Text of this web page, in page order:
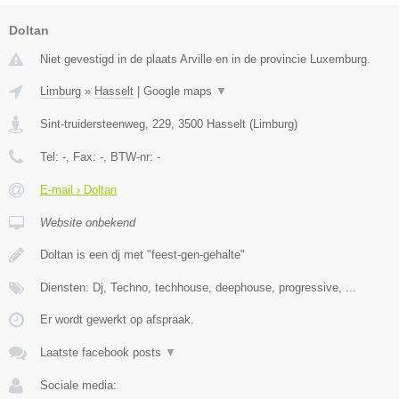
Doltan
Niet gevestigd in de plaats Arville en in de provincie Luxemburg.
Limburg » Hasselt | Google maps ▼
Sint-truidersteenweg, 229 3500 Hasselt (Limburg)
Tel: - , Fax: - , BTW-nr: -
E-mail › Doltan
Website onbekend
Doltan is een dj met "feest-gen-gehalte"
Diensten: Dj, Techno, techhouse, deephouse, progressive, ...
Er wordt gewerkt op afspraak.
Laatste facebook posts ▼
Sociale media: